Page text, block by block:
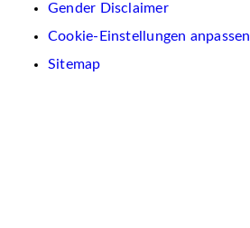
Gender Disclaimer
Cookie-Einstellungen anpassen
Sitemap